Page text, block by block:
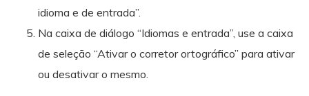
idioma e de entrada”.
Na caixa de diálogo “Idiomas e entrada”, use a caixa
de seleção “Ativar o corretor ortográfico” para ativar
ou desativar o mesmo.